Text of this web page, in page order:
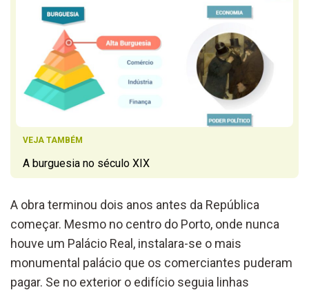
VEJA TAMBÉM
A burguesia no século XIX
A obra terminou dois anos antes da República
começar. Mesmo no centro do Porto, onde nunca
houve um Palácio Real, instalara-se o mais
monumental palácio que os comerciantes puderam
pagar. Se no exterior o edifício seguia linhas